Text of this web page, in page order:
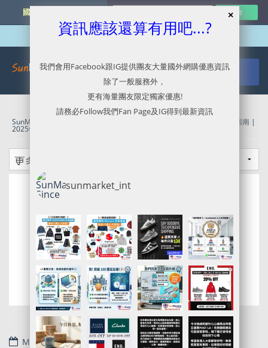
國外網購最新資訊
SunMarket 代購．代運．代寄 Ralph Lauren官網代購/代運/集運服務指南 |
2025年 Black Friday Sale
May 23, 2024
資訊應該還算有用吧...?
我們會用Facebook跟IG提供團友大量國外網購優惠資訊
除了一般服務外，
更有海量團友限定獨家優惠!
請務必Follow我們Fan Page及IG得到最新資訊
sunmarket_int